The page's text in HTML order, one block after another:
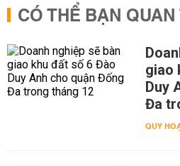
CÓ THỂ BẠN
giao
Duy
Đa
QUY